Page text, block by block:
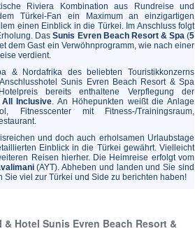
Riviera Kombination aus Rundreise und
Türkei-Fan ein Maximum an einzigartigen
einen Einblick in die Türkei. Im Anschluss folgt
DasSunis Evren Beach Resort & Spa(5
dem Gast ein Verwöhnprogramm, wie nach einer
verdient.
& Nordafrika des beliebten Touristikkonzerns
Sunis Evren Beach Resort & Spa
bereits enthaltene Verpflegung der
All Inclusive. An Höhepunkten weißt die Anlage
Fitnesscenter mit Fitness-/Trainingsraum,
und doch auch erholsamen Urlaubstage
Einblick in die Türkei gewährt. Vielleicht
Reisen hierher. Die Heimreise erfolgt vom
(AYT). Abheben und landen und Sie sind
Sie viel zur Türkei und Side zu berichten haben!
Hotel Sunis Evren Beach Resort &